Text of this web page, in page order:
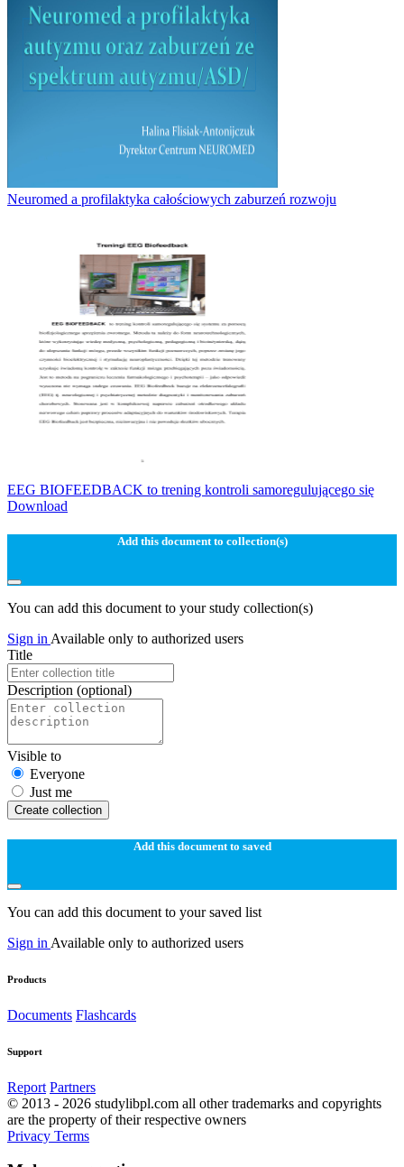
Neuromed a profilaktyka całościowych zaburzeń rozwoju
EEG BIOFEEDBACK to trening kontroli samoregulującego się
Download
Add this document to collection(s)
You can add this document to your study collection(s)
Sign in Available only to authorized users
Title
Description (optional)
Visible to
Everyone
Just me
Create collection
Add this document to saved
You can add this document to your saved list
Sign in Available only to authorized users
Products
Documents Flashcards
Support
Report Partners
© 2013 - 2026 studylibpl.com all other trademarks and copyrights
are the property of their respective owners
Privacy Terms